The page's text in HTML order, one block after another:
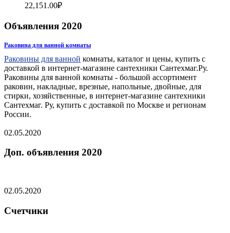
22,151.00₽
Объявления 2020
Раковина для ванной комнаты
Раковины для ванной комнаты, каталог и цены, купить с
доставкой в интернет-магазине сантехники Сантехмаг.Ру.
Раковины для ванной комнаты - большой ассортимент
раковин, накладные, врезные, напольные, двойные, для
стирки, хозяйственные, в интернет-магазине сантехники
Сантехмаг. Ру, купить с доставкой по Москве и регионам
России.
02.05.2020
Доп. объявления 2020
02.05.2020
Счетчики